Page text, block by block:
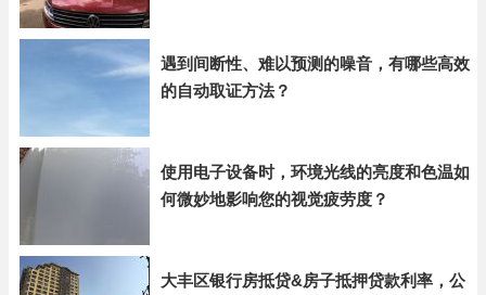
遇到间断性、难以预测的噪音，有哪些高效
的自动取证方法？
使用电子设备时，环境光线的亮度和色温如
何微妙地影响您的视觉疲劳度？
大丰区银行房抵贷&房子抵押贷款利率，公